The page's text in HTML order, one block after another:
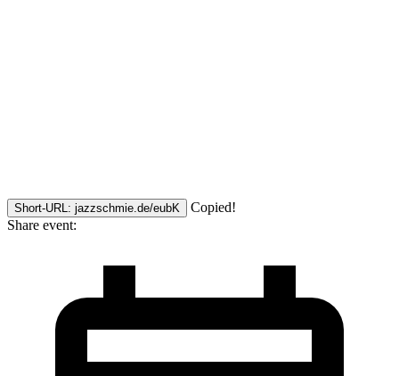
Short-URL: jazzschmie.de/eubK
Copied!
Share event: